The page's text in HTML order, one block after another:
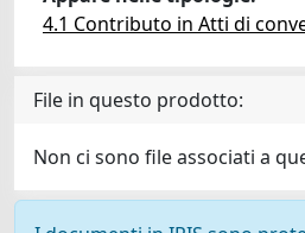
4.1 Contributo in Atti di
File in questo prodotto:
Non ci sono file associati a